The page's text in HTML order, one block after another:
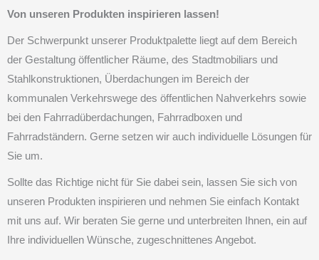
Von unseren Produkten inspirieren lassen!
Der Schwerpunkt unserer Produktpalette liegt auf dem Bereich
der Gestaltung öffentlicher Räume, des Stadtmobiliars und
Stahlkonstruktionen, Überdachungen im Bereich der
kommunalen Verkehrswege des öffentlichen Nahverkehrs sowie
bei den Fahrradüberdachungen, Fahrradboxen und
Fahrradständern. Gerne setzen wir auch individuelle Lösungen für
Sie um.
Sollte das Richtige nicht für Sie dabei sein, lassen Sie sich von
unseren Produkten inspirieren und nehmen Sie einfach Kontakt
mit uns auf. Wir beraten Sie gerne und unterbreiten Ihnen, ein auf
Ihre individuellen Wünsche, zugeschnittenes Angebot.